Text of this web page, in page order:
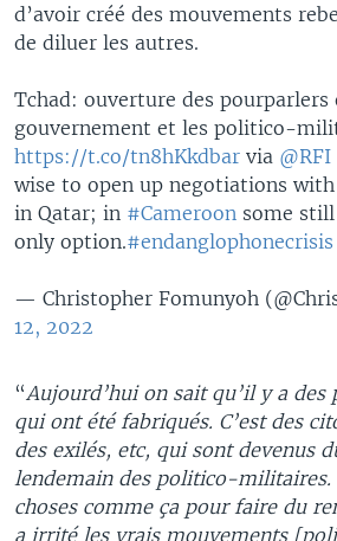
d’avoir créé des mouvements
de diluer les autres.
Tchad: ouverture des pourparlers
gouvernement et les politico-
https://t.co/tn8hKkdbar via @RFI
wise to open up negotiations
in Qatar; in #Cameroon some
only option.#endanglophonecrisis
— Christopher Fomunyoh
12, 2022
“Aujourd’hui on sait qu’il y a
qui ont été fabriqués. C’est des
des exilés, etc, qui sont devenus
lendemain des politico-militaires.
choses comme ça pour faire du
a irrité les vrais mouvements